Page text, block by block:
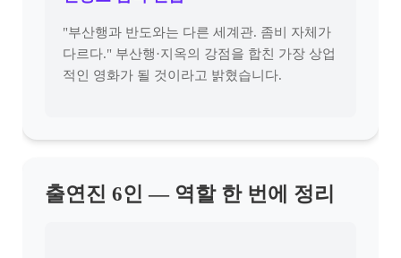
"부산행과 반도와는 다른 세계관. 좀비 자체가
다르다." 부산행·지옥의 강점을 합친 가장 상업
적인 영화가 될 것이라고 밝혔습니다.
출연진 6인 — 역할 한 번에 정리